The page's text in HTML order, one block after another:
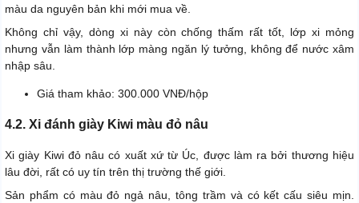
màu da nguyên bản khi mới mua về.
Không chỉ vậy, dòng xi này còn chống thấm rất tốt, lớp xi mỏng
nhưng vẫn làm thành lớp màng ngăn lý tưởng, không để nước xâm
nhập sâu.
Giá tham khảo: 300.000 VNĐ/hộp
4.2. Xi đánh giày Kiwi màu đỏ nâu
Xi giày Kiwi đỏ nâu có xuất xứ từ Úc, được làm ra bởi thương hiệu
lâu đời, rất có uy tín trên thị trường thế giới.
Sản phẩm có màu đỏ ngả nâu, tông trầm và có kết cấu siêu mịn.